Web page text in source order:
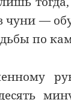
чуни —
по